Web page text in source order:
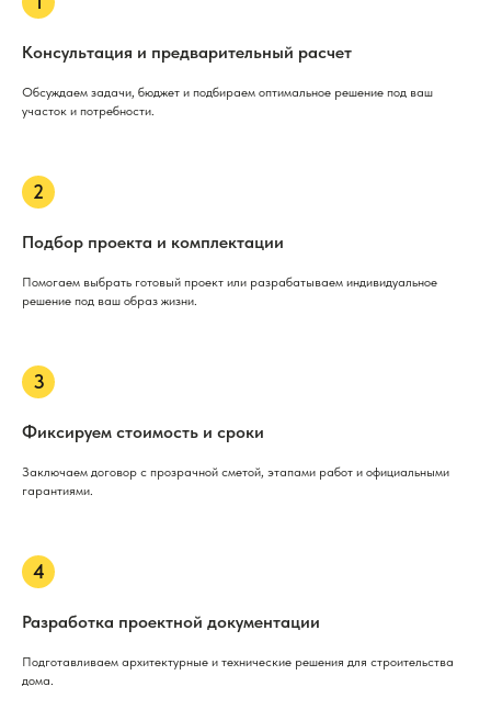
Консультация и предварительный расчет
Обсуждаем задачи, бюджет и подбираем оптимальное решение под ваш
участок и потребности.
Подбор проекта и комплектации
Помогаем выбрать готовый проект или разрабатываем индивидуальное
решение под ваш образ жизни.
Фиксируем стоимость и сроки
Заключаем договор с прозрачной сметой, этапами работ и официальными
гарантиями.
Разработка проектной документации
Подготавливаем архитектурные и технические решения для строительства
дома.